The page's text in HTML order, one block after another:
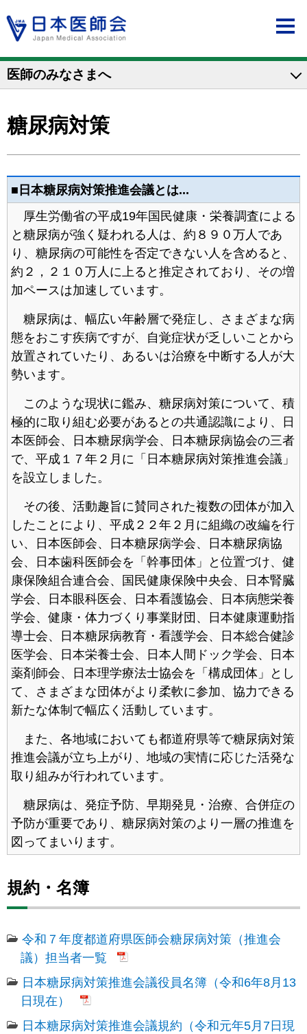
医師のみなさまへ
糖尿病対策
■日本糖尿病対策推進会議とは...
厚生労働省の平成19年国民健康・栄養調査による
と糖尿病が強く疑われる人は、約８９０万人であ
り、糖尿病の可能性を否定できない人を含めると、
約２，２１０万人に上ると推定されており、その増
加ペースは加速しています。
糖尿病は、幅広い年齢層で発症し、さまざまな病
態をおこす疾病ですが、自覚症状が乏しいことから
放置されていたり、あるいは治療を中断する人が大
勢います。
このような現状に鑑み、糖尿病対策について、積
極的に取り組む必要があるとの共通認識により、日
本医師会、日本糖尿病学会、日本糖尿病協会の三者
で、平成１７年２月に「日本糖尿病対策推進会議」
を設立しました。
その後、活動趣旨に賛同された複数の団体が加入
したことにより、平成２２年２月に組織の改編を行
い、日本医師会、日本糖尿病学会、日本糖尿病協
会、日本歯科医師会を「幹事団体」と位置づけ、健
康保険組合連合会、国民健康保険中央会、日本腎臓
学会、日本眼科医会、日本看護協会、日本病態栄養
学会、健康・体力づくり事業財団、日本健康運動指
導士会、日本糖尿病教育・看護学会、日本総合健診
医学会、日本栄養士会、日本人間ドック学会、日本
薬剤師会、日本理学療法士協会を「構成団体」とし
て、さまざまな団体がより柔軟に参加、協力できる
新たな体制で幅広く活動しています。
また、各地域においても都道府県等で糖尿病対策
推進会議が立ち上がり、地域の実情に応じた活発な
取り組みが行われています。
糖尿病は、発症予防、早期発見・治療、合併症の
予防が重要であり、糖尿病対策のより一層の推進を
図ってまいります。
規約・名簿
令和７年度都道府県医師会糖尿病対策（推進会
議）担当者一覧
日本糖尿病対策推進会議役員名簿（令和6年8月13
日現在）
日本糖尿病対策推進会議規約（令和元年5月7日現